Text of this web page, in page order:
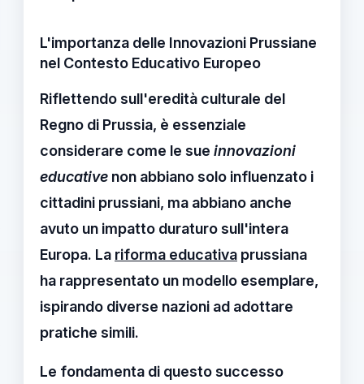
L'importanza delle Innovazioni Prussiane
nel Contesto Educativo Europeo
Riflettendo sull'eredità culturale del
Regno di Prussia, è essenziale
considerare come le sue innovazioni
educative non abbiano solo influenzato i
cittadini prussiani, ma abbiano anche
avuto un impatto duraturo sull'intera
Europa. La riforma educativa prussiana
ha rappresentato un modello esemplare,
ispirando diverse nazioni ad adottare
pratiche simili.
Le fondamenta di questo successo